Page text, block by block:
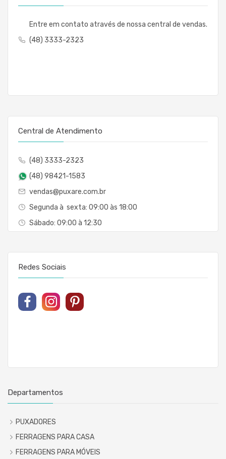
Entre em contato através de nossa central de vendas.
(48) 3333-2323
Central de Atendimento
(48) 3333-2323
(48) 98421-1583
vendas@puxare.com.br
Segunda à sexta: 09:00 às 18:00
Sábado: 09:00 à 12:30
Redes Sociais
Departamentos
PUXADORES
FERRAGENS PARA CASA
FERRAGENS PARA MÓVEIS